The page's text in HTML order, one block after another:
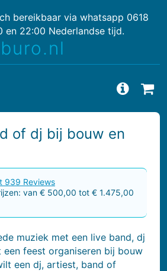
bereikbaar via whatsapp 0618
en 22:00 Nederlandse tijd.
buro.nl
of dj bij bouw en
939 Reviews
van € 500,00 tot € 1.475,00
muziek met een live band, dj
feest organiseren bij bouw
een dj, artiest, band of